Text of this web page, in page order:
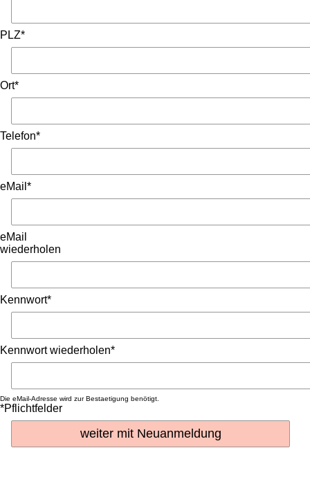
PLZ*
Ort*
Telefon*
eMail*
eMail
wiederholen
Kennwort*
Kennwort wiederholen*
Die eMail-Adresse wird zur Bestaetigung benötigt.
*Pflichtfelder